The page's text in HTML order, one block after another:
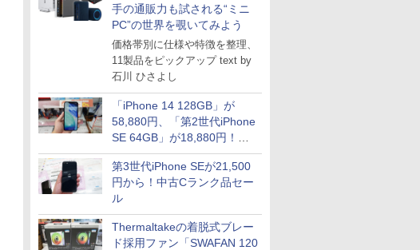
手の通販力も試される“ミニ
PC”の世界を覗いてみよう
価格帯別に仕様や特徴を整理、
11製品をピックアップ text by
石川 ひさよし
「iPhone 14 128GB」が
58,880円、「第2世代iPhone
SE 64GB」が18,880円！中
古Bランク品セール
第3世代iPhone SEが21,500
円から！中古Cランク品セー
ル
Thermaltakeの着脱式ブレー
ド採用ファン「SWAFAN 120